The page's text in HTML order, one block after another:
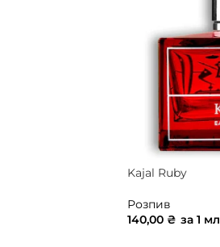
Kajal Ruby
Розпив
140,00 ₴ за 1 мл